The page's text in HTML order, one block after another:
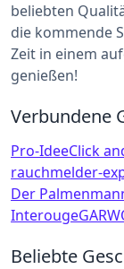
beliebten
die kommende
Zeit in einem
genießen!
Verbundene
Pro-IdeeClick
rauchmelder-
Der
Interouge
Beliebte